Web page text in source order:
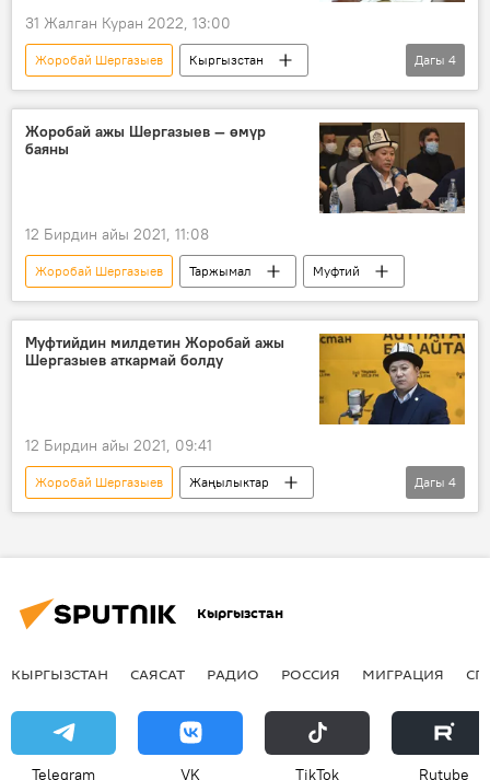
31 Жалган Куран 2022, 13:00
Жоробай Шергазыев
Кыргызстан
Кыргызстан мусулмандар дин башкармалыгы
Самидин Атабаев
кызмат
дайындоо
Дагы 4
Жоробай ажы Шергазыев — өмүр
баяны
12 Бирдин айы 2021, 11:08
Жоробай Шергазыев Таржымал Муфтий
Муфтийдин милдетин Жоробай ажы
Шергазыев аткармай болду
12 Бирдин айы 2021, 09:41
Жоробай Шергазыев
Жаңылыктар
Коом
Кыргызстан
Муфтий
Дагы 4
Кыргызстан
КЫРГЫЗСТАН САЯСАТ РАДИО РОССИЯ МИГРАЦИЯ
Telegram VK ТikТоk Rutube